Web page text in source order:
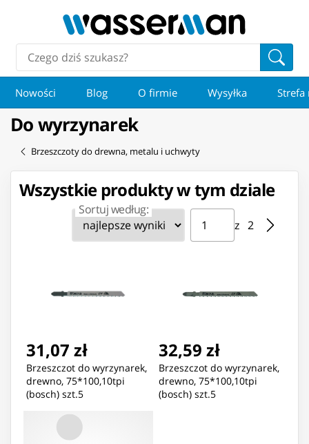
Nowości Blog O firmie Wysyłka Strefa
Do wyrzynarek
Brzeszczoty do drewna, metalu i uchwyty
Wszystkie produkty w tym dziale
Sortuj według: Strona ⁨1⁩ z ⁨2⁩
z ⁨2⁩
Przejdź do strony
31,07 zł
Brzeszczot do wyrzynarek,
drewno, 75*100,10tpi
(bosch) szt.5
32,59 zł
Brzeszczot do wyrzynarek,
drewno, 75*100,10tpi
(bosch) szt.5